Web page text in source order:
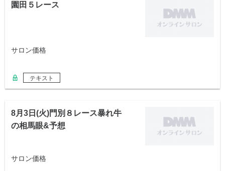
園田５レース
サロン価格
テキスト
8月3日(火)門別８レース暴れ牛
の相馬眼&予想
サロン価格